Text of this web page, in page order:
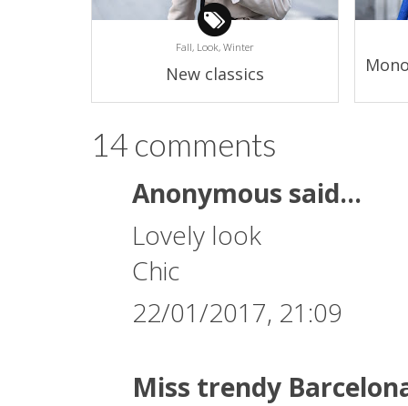
Fall, Look, Winter
New classics
14 comments
Anonymous said...
Lovely look
Chic
22/01/2017, 21:09
Miss trendy